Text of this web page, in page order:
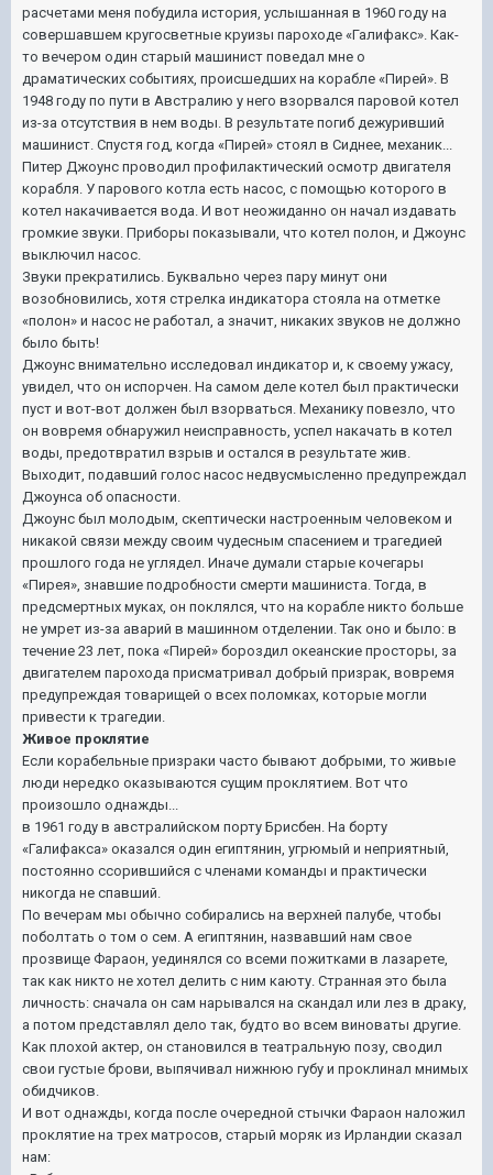
расчетами меня побудила история, услышанная в 1960 году на
совершавшем кругосветные круизы пароходе «Галифакс». Как-
то вечером один старый машинист поведал мне о
драматических событиях, происшедших на корабле «Пирей». В
1948 году по пути в Австралию у него взорвался паровой котел
из-за отсутствия в нем воды. В результате погиб дежуривший
машинист. Спустя год, когда «Пирей» стоял в Сиднее, механик...
Питер Джоунс проводил профилактический осмотр двигателя
корабля. У парового котла есть насос, с помощью которого в
котел накачивается вода. И вот неожиданно он начал издавать
громкие звуки. Приборы показывали, что котел полон, и Джоунс
выключил насос.
Звуки прекратились. Буквально через пару минут они
возобновились, хотя стрелка индикатора стояла на отметке
«полон» и насос не работал, а значит, никаких звуков не должно
было быть!
Джоунс внимательно исследовал индикатор и, к своему ужасу,
увидел, что он испорчен. На самом деле котел был практически
пуст и вот-вот должен был взорваться. Механику повезло, что
он вовремя обнаружил неисправность, успел накачать в котел
воды, предотвратил взрыв и остался в результате жив.
Выходит, подавший голос насос недвусмысленно предупреждал
Джоунса об опасности.
Джоунс был молодым, скептически настроенным человеком и
никакой связи между своим чудесным спасением и трагедией
прошлого года не углядел. Иначе думали старые кочегары
«Пирея», знавшие подробности смерти машиниста. Тогда, в
предсмертных муках, он поклялся, что на корабле никто больше
не умрет из-за аварий в машинном отделении. Так оно и было: в
течение 23 лет, пока «Пирей» бороздил океанские просторы, за
двигателем парохода присматривал добрый призрак, вовремя
предупреждая товарищей о всех поломках, которые могли
привести к трагедии.
Живое проклятие
Если корабельные призраки часто бывают добрыми, то живые
люди нередко оказываются сущим проклятием. Вот что
произошло однажды...
в 1961 году в австралийском порту Брисбен. На борту
«Галифакса» оказался один египтянин, угрюмый и неприятный,
постоянно ссорившийся с членами команды и практически
никогда не спавший.
По вечерам мы обычно собирались на верхней палубе, чтобы
поболтать о том о сем. А египтянин, назвавший нам свое
прозвище Фараон, уединялся со всеми пожитками в лазарете,
так как никто не хотел делить с ним каюту. Странная это была
личность: сначала он сам нарывался на скандал или лез в драку,
а потом представлял дело так, будто во всем виноваты другие.
Как плохой актер, он становился в театральную позу, сводил
свои густые брови, выпячивал нижнюю губу и проклинал мнимых
обидчиков.
И вот однажды, когда после очередной стычки Фараон наложил
проклятие на трех матросов, старый моряк из Ирландии сказал
нам: